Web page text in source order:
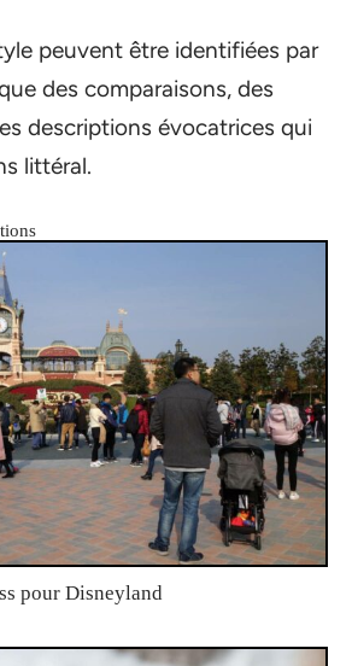
peuvent être identifiées par
des comparaisons, des
descriptions évocatrices qui
littéral.
pour Disneyland